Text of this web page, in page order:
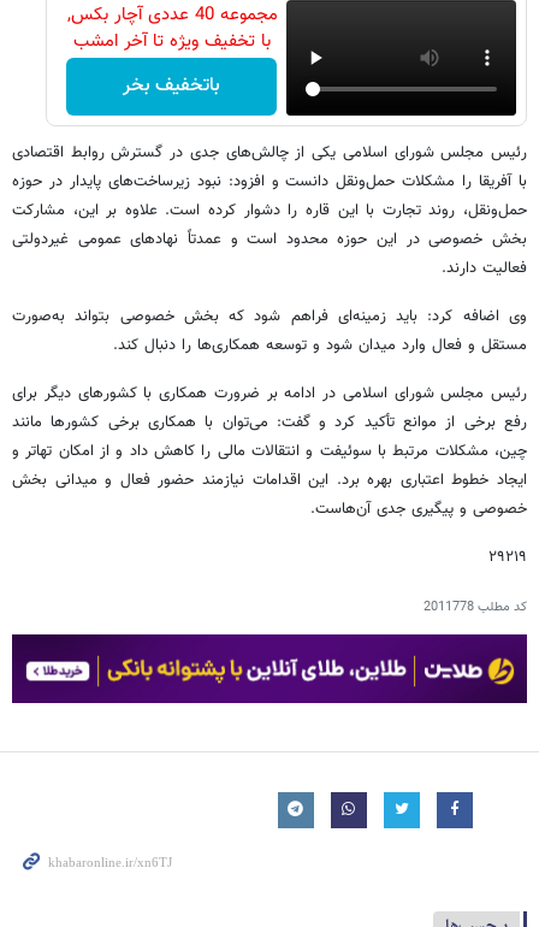
مجموعه 40 عددی آچار بکس,
با تخفیف ویژه تا آخر امشب
باتخفیف بخر
رئیس مجلس شورای اسلامی یکی از چالش‌های جدی در گسترش روابط اقتصادی
با آفریقا را مشکلات حمل‌ونقل دانست و افزود: نبود زیرساخت‌های پایدار در حوزه
حمل‌ونقل، روند تجارت با این قاره را دشوار کرده است. علاوه بر این، مشارکت
بخش خصوصی در این حوزه محدود است و عمدتاً نهادهای عمومی غیردولتی
فعالیت دارند.
وی اضافه کرد: باید زمینه‌ای فراهم شود که بخش خصوصی بتواند به‌صورت
مستقل و فعال وارد میدان شود و توسعه همکاری‌ها را دنبال کند.
رئیس مجلس شورای اسلامی در ادامه بر ضرورت همکاری با کشورهای دیگر برای
رفع برخی از موانع تأکید کرد و گفت: می‌توان با همکاری برخی کشورها مانند
چین، مشکلات مرتبط با سوئیفت و انتقالات مالی را کاهش داد و از امکان تهاتر و
ایجاد خطوط اعتباری بهره برد. این اقدامات نیازمند حضور فعال و میدانی بخش
خصوصی و پیگیری جدی آن‌هاست.
۲۹۲۱۹
کد مطلب2011778